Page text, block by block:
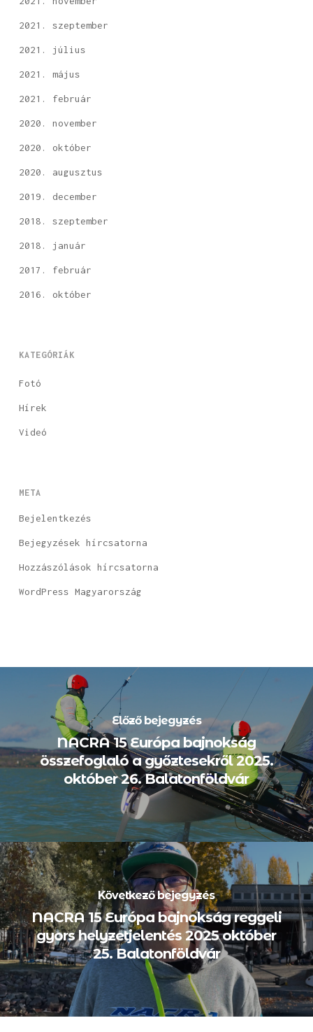
2021. szeptember
2021. július
2021. május
2021. február
2020. november
2020. október
2020. augusztus
2019. december
2018. szeptember
2018. január
2017. február
2016. október
KATEGÓRIÁK
Fotó
Hírek
Videó
META
Bejelentkezés
Bejegyzések hírcsatorna
Hozzászólások hírcsatorna
WordPress Magyarország
Előző bejegyzés
NACRA 15 Európa bajnokság
összefoglaló a győztesekről 2025.
október 26. Balatonföldvár
Következő bejegyzés
NACRA 15 Európa bajnokság reggeli
gyors helyzetjelentés 2025 október
25. Balatonföldvár